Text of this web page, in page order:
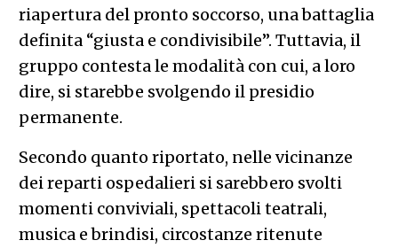
riapertura del pronto soccorso, una battaglia
definita “giusta e condivisibile”. Tuttavia, il
gruppo contesta le modalità con cui, a loro
dire, si starebbe svolgendo il presidio
permanente.
Secondo quanto riportato, nelle vicinanze
dei reparti ospedalieri si sarebbero svolti
momenti conviviali, spettacoli teatrali,
musica e brindisi, circostanze ritenute